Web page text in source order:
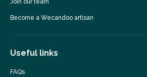
Join our team
Become a Wecandoo artisan
Useful links
FAQs